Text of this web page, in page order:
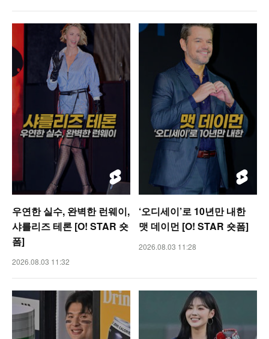
우연한 실수, 완벽한 런웨이,
샤를리즈 테론 [O! STAR 숏
폼]
2026.08.03 11:32
‘오디세이’로 10년만 내한
맷 데이먼 [O! STAR 숏폼]
2026.08.03 11:28